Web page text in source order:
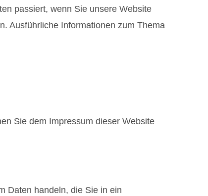
passiert, wenn Sie unsere Website
Ausführliche Informationen zum Thema
Sie dem Impressum dieser Website
Daten handeln, die Sie in ein